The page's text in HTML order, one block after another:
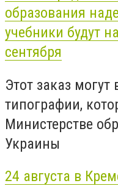
образования
учебники будут
сентября
Этот заказ
типографии,
Министерстве
Украины
24 августа в